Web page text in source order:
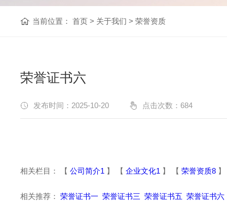
当前位置：首页 > 关于我们 >荣誉资质
荣誉证书六
发布时间：2025-10-20 点击次数： 684
相关栏目： 【 公司简介1 】 【 企业文化1 】 【 荣誉资质8 】
相关推荐：荣誉证书一 荣誉证书三 荣誉证书五 荣誉证书六